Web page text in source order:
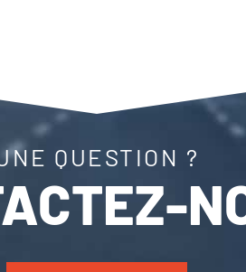
QUESTION ?